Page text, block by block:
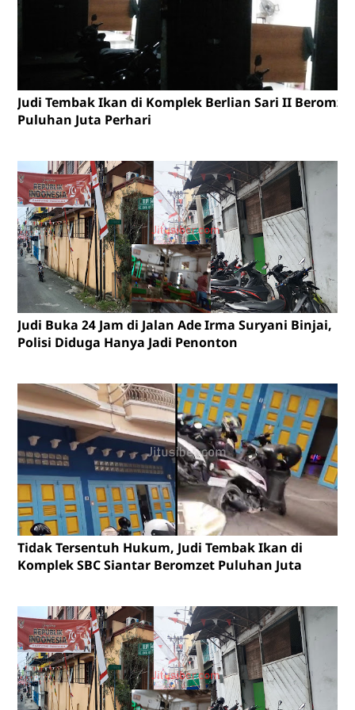
Judi Tembak Ikan di Komplek Berlian Sari II Beromzet
Puluhan Juta Perhari
Judi Buka 24 Jam di Jalan Ade Irma Suryani Binjai,
Polisi Diduga Hanya Jadi Penonton
Tidak Tersentuh Hukum, Judi Tembak Ikan di
Komplek SBC Siantar Beromzet Puluhan Juta